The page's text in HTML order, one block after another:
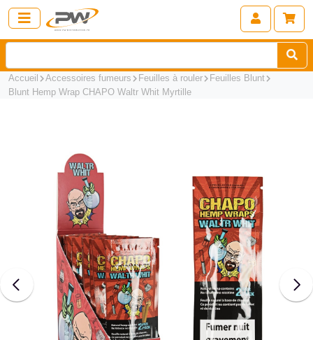
Accueil Accessoires fumeurs Feuilles à rouler
Feuilles Blunt
Blunt Hemp Wrap CHAPO Waltr Whit Myrtille